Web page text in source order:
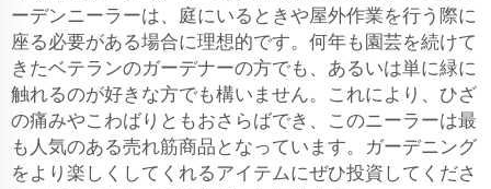
ーデンニーラーは、庭にいるときや屋外作業を行う際に
座る必要がある場合に理想的です。何年も園芸を続けて
きたベテランのガーデナーの方でも、あるいは単に緑に
触れるのが好きな方でも構いません。これにより、ひざ
の痛みやこわばりともおさらばでき、このニーラーは最
も人気のある売れ筋商品となっています。ガーデニング
をより楽しくしてくれるアイテムにぜひ投資してくださ